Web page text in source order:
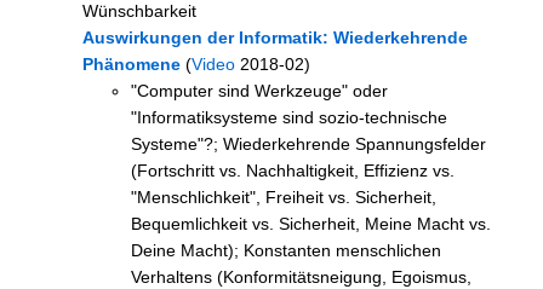
Wünschbarkeit
Auswirkungen der Informatik: Wiederkehrende
Phänomene (Video 2018-02)
"Computer sind Werkzeuge" oder
"Informatiksysteme sind sozio-technische
Systeme"?; Wiederkehrende Spannungsfelder
(Fortschritt vs. Nachhaltigkeit, Effizienz vs.
"Menschlichkeit", Freiheit vs. Sicherheit,
Bequemlichkeit vs. Sicherheit, Meine Macht vs.
Deine Macht); Konstanten menschlichen
Verhaltens (Konformitätsneigung, Egoismus,